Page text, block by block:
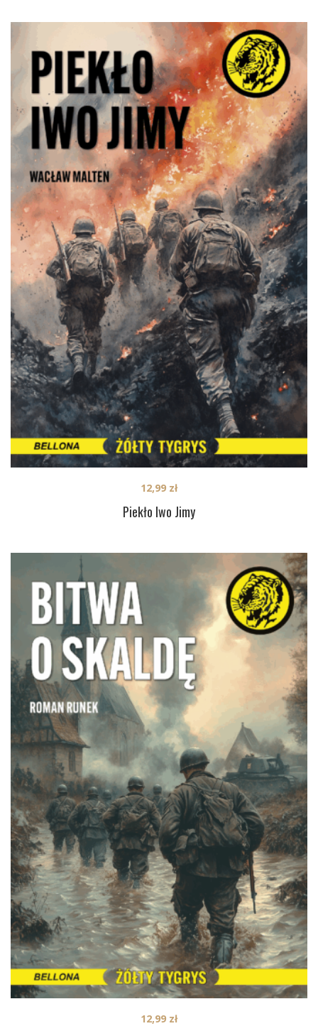
Piekło Iwo Jimy
12,99 zł
12,99 zł